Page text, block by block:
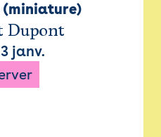
(miniature)
Dupont
janv.